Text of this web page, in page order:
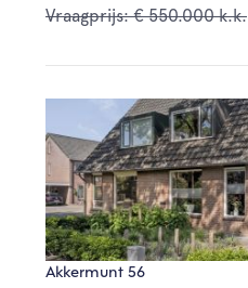
Vraagprijs: € 550.000 k.k.
Akkermunt 56